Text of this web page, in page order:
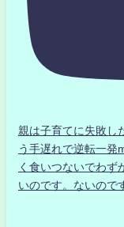
親は子育てに失敗し
う手遅れで逆転一発
く食いつないでわず
いのです。ないので